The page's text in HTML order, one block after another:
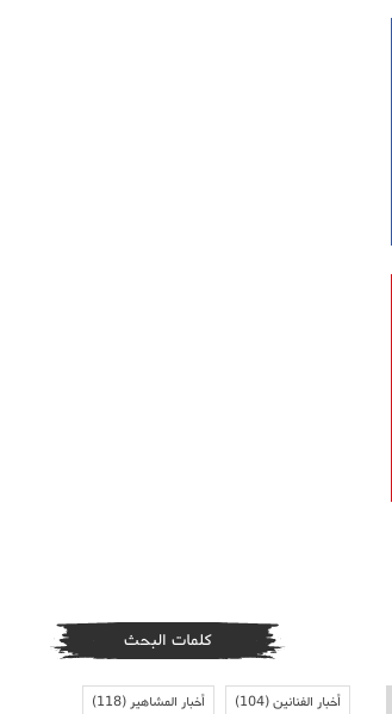
كلمات البحث
أخبار الفنانين(104) أخبار المشاهير(118)